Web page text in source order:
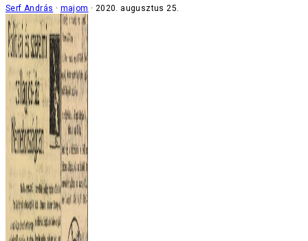
Serf András majom 2020. augusztus 25.